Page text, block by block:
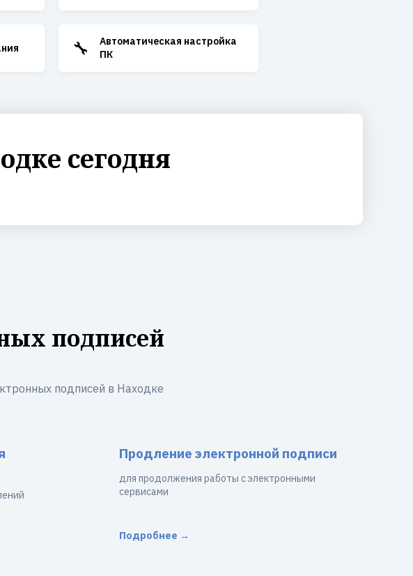
🔧
Автоматическая настройка
ПК
сегодня
подписей
подписей в Находке
Продление электронной подписи
для продолжения работы с электронными
сервисами
Подробнее →